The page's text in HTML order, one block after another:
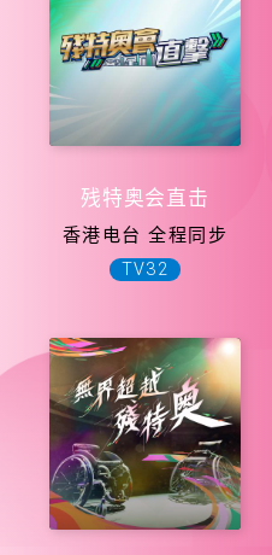
残特奥会直击
香港电台 全程同步
TV32